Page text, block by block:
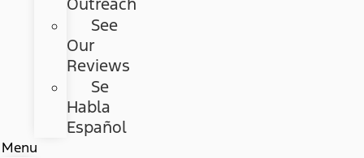
See
Our
Reviews
Se
Habla
Español
Menu